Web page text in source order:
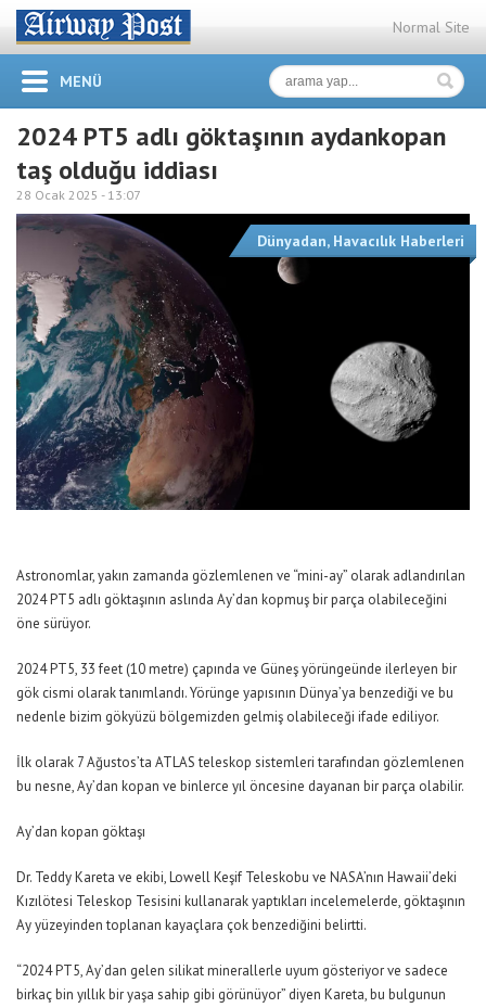
Normal Site
MENÜ
2024 PT5 adlı göktaşının aydankopan
taş olduğu iddiası
28 Ocak 2025 - 13:07
Dünyadan, Havacılık Haberleri
Astronomlar, yakın zamanda gözlemlenen ve “mini-ay” olarak adlandırılan
2024 PT5 adlı göktaşının aslında Ay’dan kopmuş bir parça olabileceğini
öne sürüyor.
2024 PT5, 33 feet (10 metre) çapında ve Güneş yörüngeünde ilerleyen bir
gök cismi olarak tanımlandı. Yörünge yapısının Dünya’ya benzediği ve bu
nedenle bizim gökyüzü bölgemizden gelmiş olabileceği ifade ediliyor.
İlk olarak 7 Ağustos’ta ATLAS teleskop sistemleri tarafından gözlemlenen
bu nesne, Ay’dan kopan ve binlerce yıl öncesine dayanan bir parça olabilir.
Ay’dan kopan göktaşı
Dr. Teddy Kareta ve ekibi, Lowell Keşif Teleskobu ve NASA’nın Hawaii’deki
Kızılötesi Teleskop Tesisini kullanarak yaptıkları incelemelerde, göktaşının
Ay yüzeyinden toplanan kayaçlara çok benzediğini belirtti.
“2024 PT5, Ay’dan gelen silikat minerallerle uyum gösteriyor ve sadece
birkaç bin yıllık bir yaşa sahip gibi görünüyor” diyen Kareta, bu bulgunun